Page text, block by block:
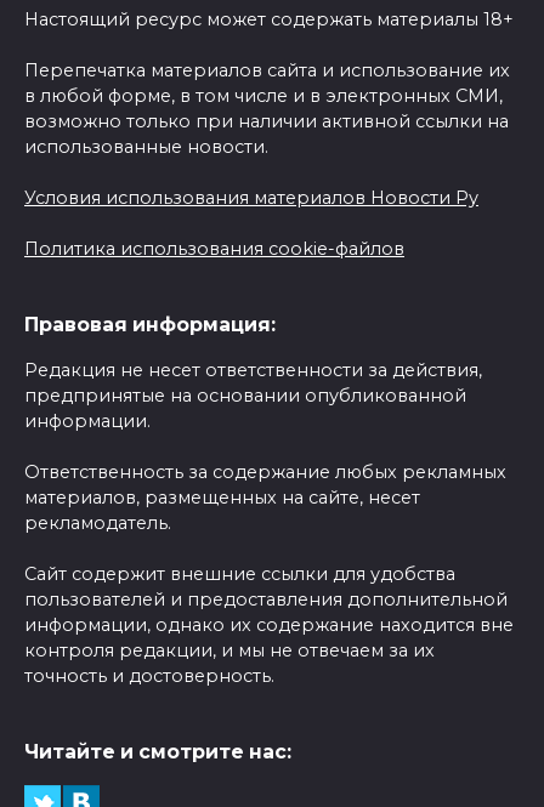
Настоящий ресурс может содержать материалы 18+
Перепечатка материалов сайта и использование их
в любой форме, в том числе и в электронных СМИ,
возможно только при наличии активной ссылки на
использованные новости.
Условия использования материалов Новости Ру
Политика использования cookie-файлов
Правовая информация:
Редакция не несет ответственности за действия,
предпринятые на основании опубликованной
информации.
Ответственность за содержание любых рекламных
материалов, размещенных на сайте, несет
рекламодатель.
Сайт содержит внешние ссылки для удобства
пользователей и предоставления дополнительной
информации, однако их содержание находится вне
контроля редакции, и мы не отвечаем за их
точность и достоверность.
Читайте и смотрите нас: